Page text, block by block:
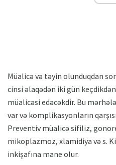
Müalicə və təyin olunduqdan
cinsi əlaqədən iki gün
müalicəsi edəcəkdir. Bu
var və komplikasyonların
Preventiv müalicə sifiliz,
mikoplazmoz, xlamidiya və s.
inkişafına mane olur.